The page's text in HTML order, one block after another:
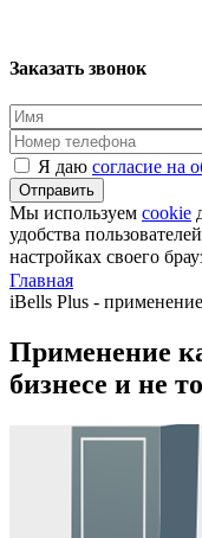
Заказать звонок
Я даю согласие на
Отправить
Мы используем cookie
удобства
настройках своего
Главная
iBells Plus - применение
Применение
бизнесе и не